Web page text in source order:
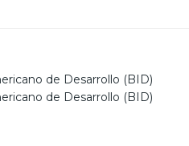
de Desarrollo (BID)
de Desarrollo (BID)